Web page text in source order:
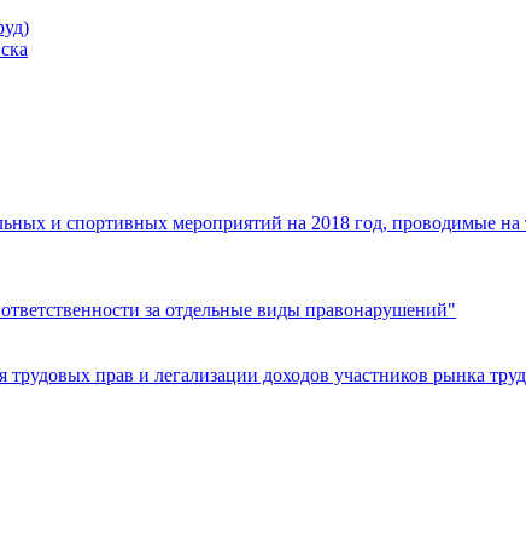
и спортивных мероприятий на 2018 год, проводимые
за отдельные виды правонарушений"
прав и легализации доходов участников рынка